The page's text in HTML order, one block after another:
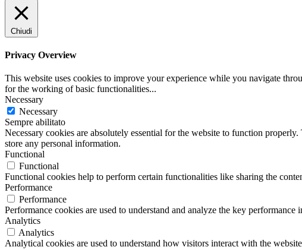
Chiudi
Privacy Overview
This website uses cookies to improve your experience while you navigate
for the working of basic functionalities...
Necessary
Necessary
Sempre abilitato
Necessary cookies are absolutely essential for the website to function
store any personal information.
Functional
Functional
Functional cookies help to perform certain functionalities like sharing the
Performance
Performance
Performance cookies are used to understand and analyze the key
Analytics
Analytics
Analytical cookies are used to understand how visitors interact with the